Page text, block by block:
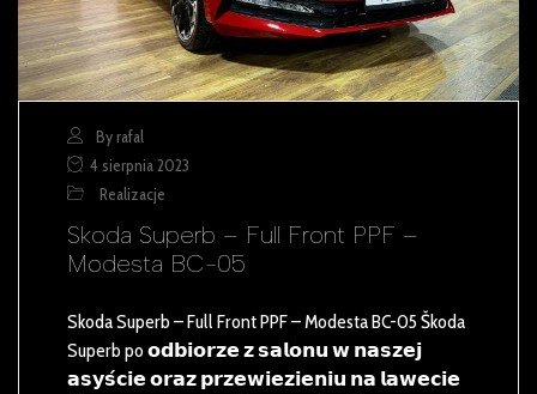
By rafal
4 sierpnia 2023
Realizacje
Skoda Superb – Full Front PPF –
Modesta BC-05
Skoda Superb – Full Front PPF – Modesta BC-05 Škoda
Superb po 𝗼𝗱𝗯𝗶𝗼𝗿𝘇𝗲 𝘇 𝘀𝗮𝗹𝗼𝗻𝘂 𝘄 𝗻𝗮𝘀𝘇𝗲𝗷
𝗮𝘀𝘆𝘀́𝗰𝗶𝗲 𝗼𝗿𝗮𝘇 𝗽𝗿𝘇𝗲𝘄𝗶𝗲𝘇𝗶𝗲𝗻𝗶𝘂 𝗻𝗮 𝗹𝗮𝘄𝗲𝗰𝗶𝗲